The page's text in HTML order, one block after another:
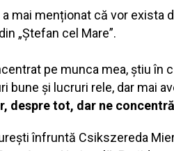
mai menționat că vor exista
„Ștefan cel Mare”.
pe munca mea, știu
bune și lucruri rele, dar mai
despre tot, dar ne
înfruntă Csikszereda